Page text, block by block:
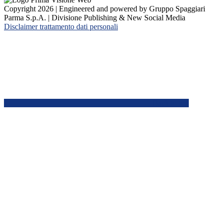
Copyright 2026 | Engineered and powered by Gruppo Spaggiari
Parma S.p.A. | Divisione Publishing & New Social Media
Disclaimer trattamento dati personali